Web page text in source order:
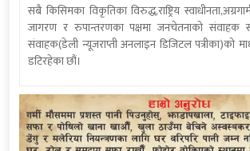
सबै किसिमका विकृतिका विरुद्ध,राष्ट्रिय
जागरण र रुपान्तरणका पक्षमा जनचेतनाको संवाहक
संवाहक(डेली न्यूजराप्ती अनलाइन डिजिटल पत्रीका)को
डटिरहेका छौं।